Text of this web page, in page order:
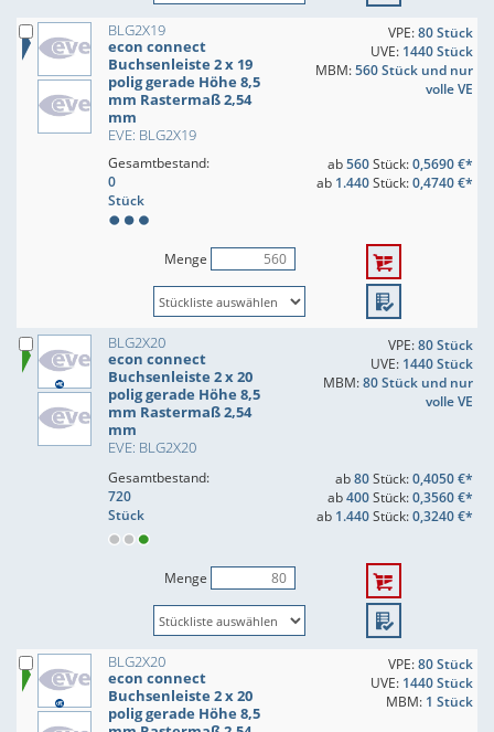
BLG2X19
econ connect
Buchsenleiste 2 x 19
polig gerade Höhe 8,5
mm Rastermaß 2,54
mm
EVE: BLG2X19
VPE:80 Stück
UVE: 1440 Stück
MBM:560 Stück und nur
volle VE
Gesamtbestand:
0
Stück
ab560Stück:0,5690 €*
ab 1.440Stück:0,4740 €*
Menge
BLG2X20
econ connect
Buchsenleiste 2 x 20
polig gerade Höhe 8,5
mm Rastermaß 2,54
mm
EVE: BLG2X20
VPE:80 Stück
UVE: 1440 Stück
MBM:80 Stück und nur
volle VE
Gesamtbestand:
720
Stück
ab80Stück:0,4050 €*
ab400Stück:0,3560 €*
ab 1.440Stück:0,3240 €*
Menge
BLG2X20
econ connect
Buchsenleiste 2 x 20
polig gerade Höhe 8,5
VPE:80 Stück
UVE: 1440 Stück
MBM: 1 Stück